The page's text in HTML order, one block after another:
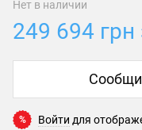
Нет в наличии
249 694
% Войти для